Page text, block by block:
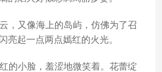
，又像海上的岛屿，仿佛为了召
亮起一点两点嫣红的火光。
的小脸，羞涩地微笑着。花蕾绽